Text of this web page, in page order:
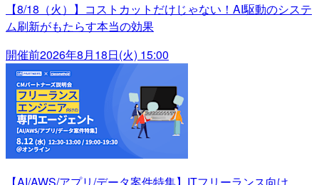
【8/18（火）】コストカットだけじゃない！AI駆動のシステ
ム刷新がもたらす本当の効果
開催前2026年8月18日(火) 15:00